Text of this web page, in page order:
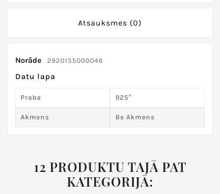
Atsauksmes (0)
Norāde 2920155000046
Datu lapa
Praba 925°
Akmens Be Akmens
12 PRODUKTU TAJĀ PAT
KATEGORIJĀ: